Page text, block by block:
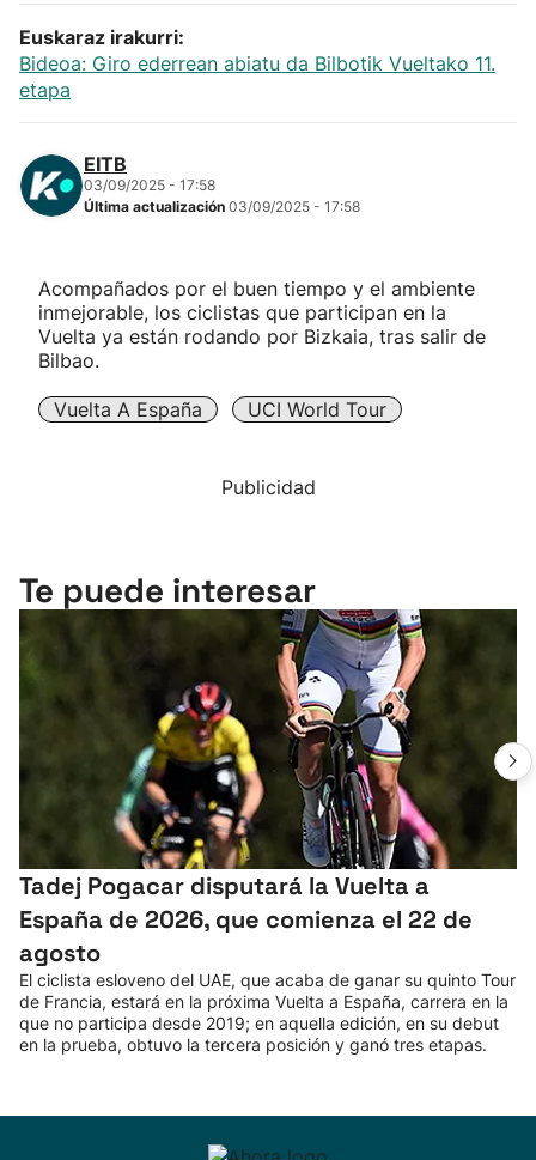
Atletismo
Carreras de montaña
Más deportes
Euskaraz irakurri:
Bideoa: Giro ederrean abiatu da Bilbotik Vueltako 11.
etapa
EITB
03/09/2025 - 17:58
Última actualización 03/09/2025 - 17:58
Acompañados por el buen tiempo y el ambiente
inmejorable, los ciclistas que participan en la
Vuelta ya están rodando por Bizkaia, tras salir de
Bilbao.
Vuelta A España UCI World Tour
Publicidad
Te puede interesar
Tadej Pogacar disputará la Vuelta a
España de 2026, que comienza el 22 de
agosto
El ciclista esloveno del UAE, que acaba de ganar su quinto Tour
de Francia, estará en la próxima Vuelta a España, carrera en la
que no participa desde 2019; en aquella edición, en su debut
en la prueba, obtuvo la tercera posición y ganó tres etapas.